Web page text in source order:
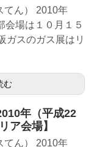
ん） 2010年
会場は１０月１５
ガスのガス展はリ
む
年（平成22
ア会場】
ん） 2010年